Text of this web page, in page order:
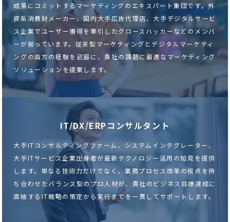
成果にコミットするマーケティングのエキスパート集団です。外
資系消費財メーカー、国内大手広告代理店、大手デジタルサービ
ス企業でユーザー獲得を牽引したグロースハッカーなどのメンバ
ーが揃っています。従来型マーケティングとデジタルマーケティ
ングの両方の経験を武器に、貴社の課題に最適なマーケティング
ソリューションを提案します。
IT/DX/ERPコンサルタント
大手ITコンサルティングファーム、システムインテグレーター、
大手ITサービス企業出身者が最新テクノロジー活用の知見を提供
します。単なる技術力だけでなく、業務プロセス改革の視点を持
ち合わせたバランス型のプロ人材が、貴社のビジネス目標達成に
直結するIT戦略の策定から実行までを一貫してサポートします。